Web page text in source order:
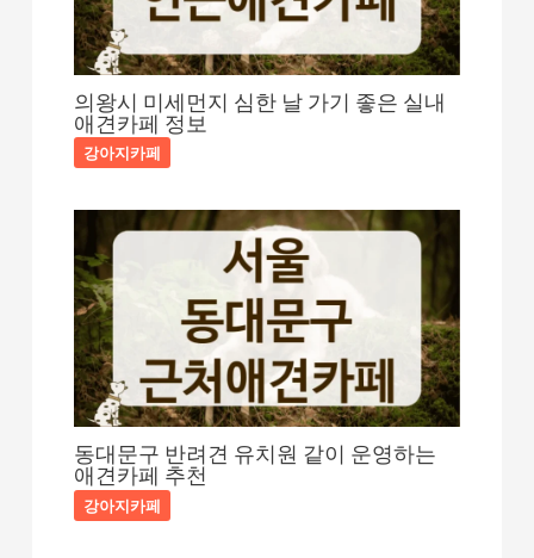
의왕시 미세먼지 심한 날 가기 좋은 실내
애견카페 정보
강아지카페
동대문구 반려견 유치원 같이 운영하는
애견카페 추천
강아지카페